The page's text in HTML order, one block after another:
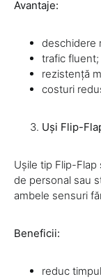
Avantaje:
deschidere
trafic fluent;
rezistență
costuri
Uși Flip-
Ușile tip Flip-
de personal sau
ambele sensuri
Beneficii:
reduc